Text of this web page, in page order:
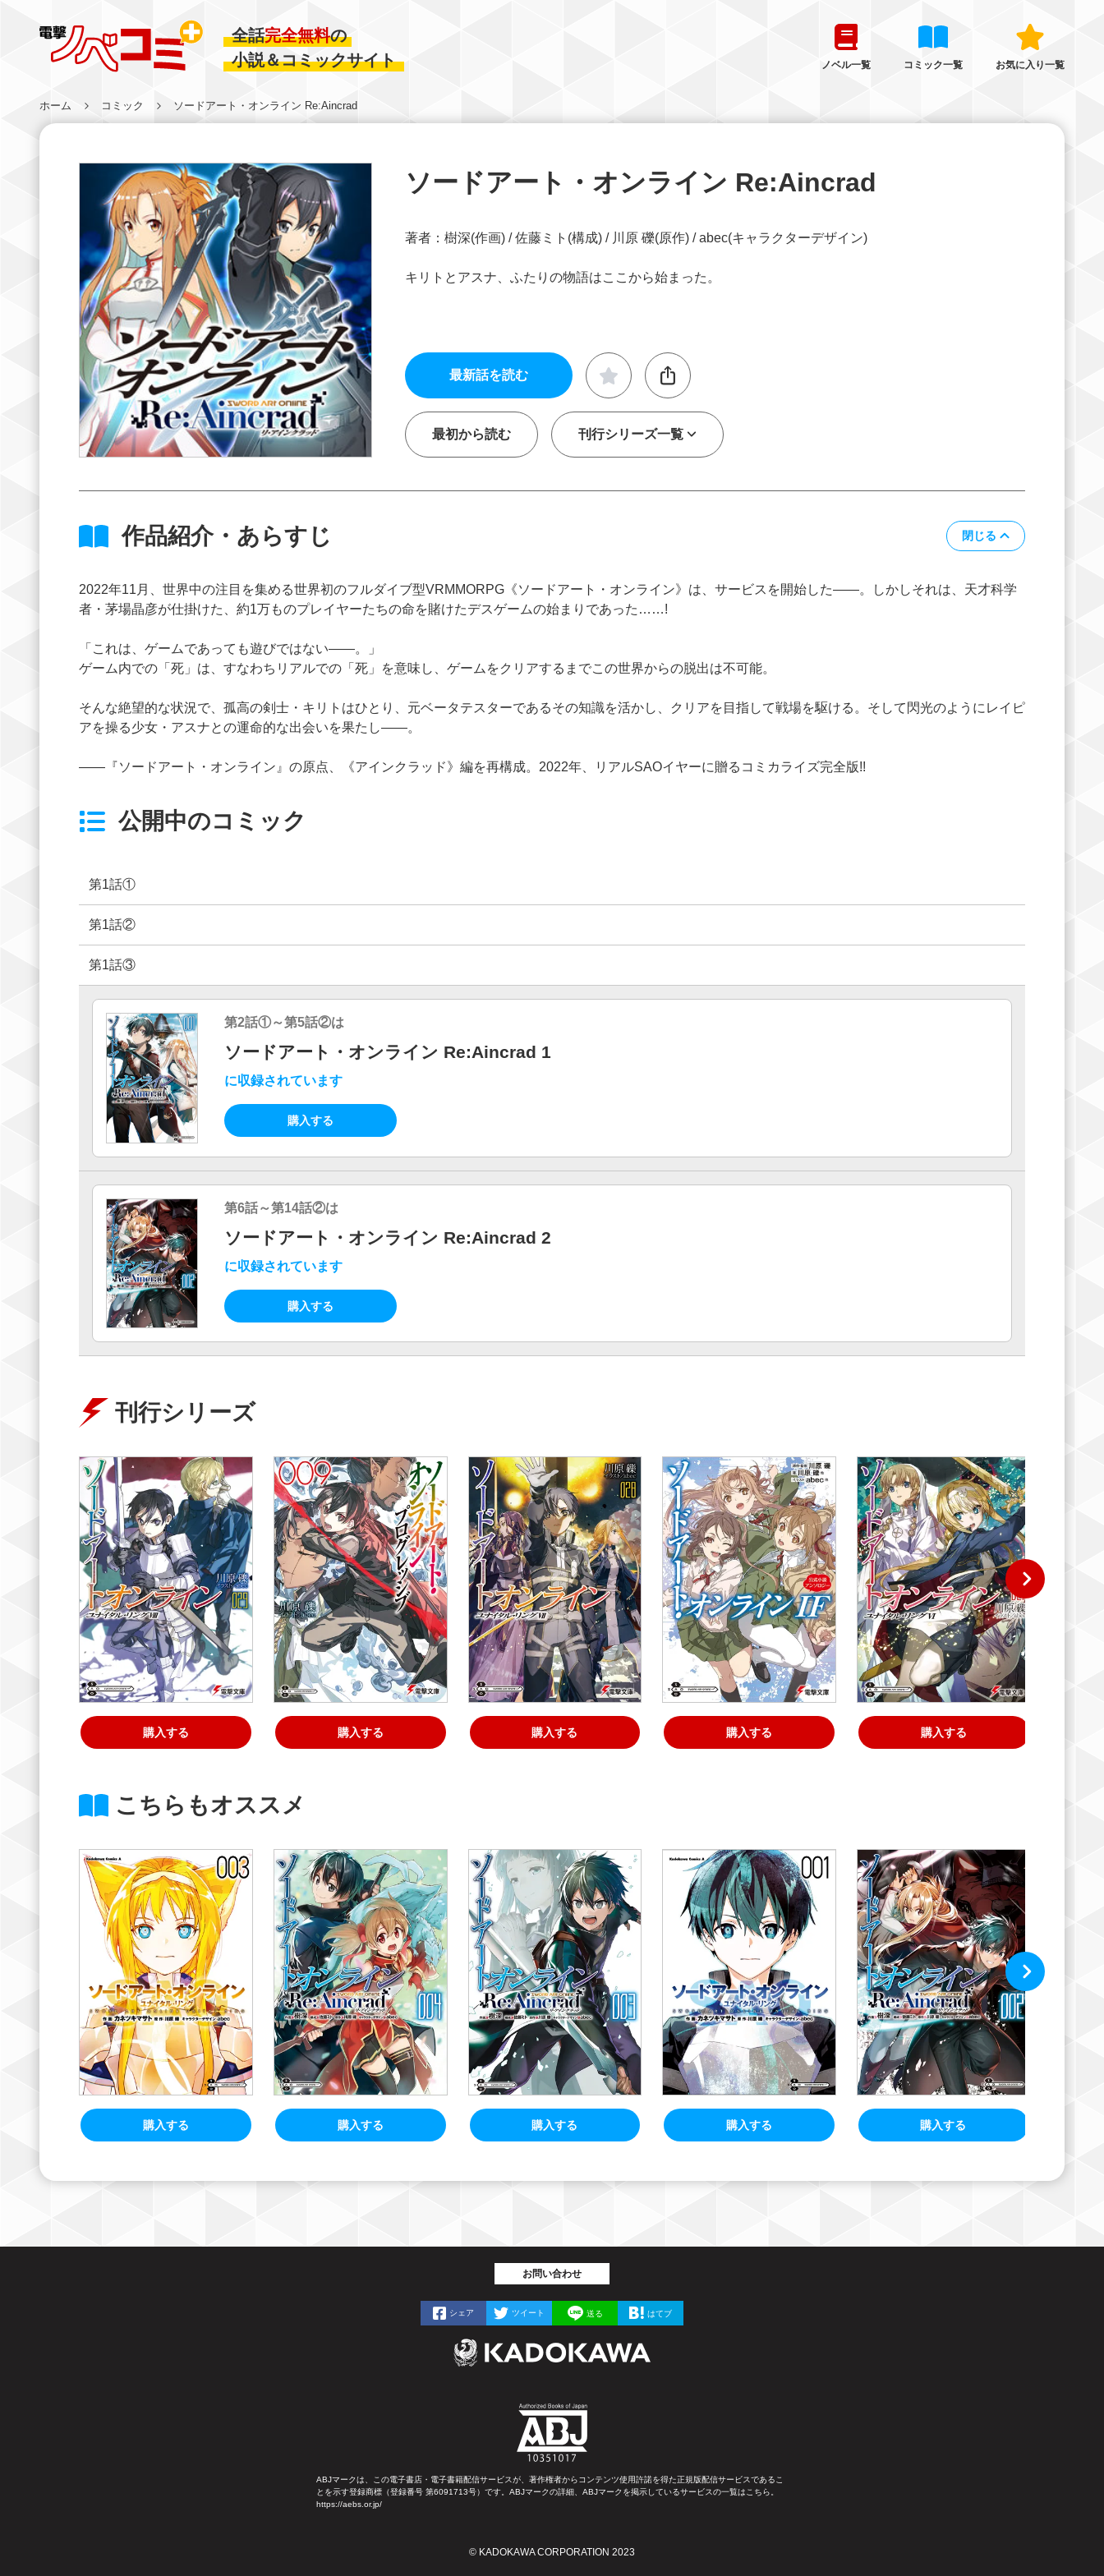
全話完全無料の
小説＆コミックサイト
ノベル一覧 コミック一覧 お気に入り一覧
ホーム コミック ソードアート・オンライン Re:Aincrad
ソードアート・オンライン Re:Aincrad
著者：樹深(作画) / 佐藤ミト(構成) / 川原 礫(原作) / abec(キャラクターデザイン)
キリトとアスナ、ふたりの物語はここから始まった。
最新話を読む
最初から読む 刊行シリーズ一覧
作品紹介・あらすじ 閉じる
2022年11月、世界中の注目を集める世界初のフルダイブ型VRMMORPG《ソードアート・オンライン》は、サービスを開始した――。しかしそれは、天才科学
者・茅場晶彦が仕掛けた、約1万ものプレイヤーたちの命を賭けたデスゲームの始まりであった……!
「これは、ゲームであっても遊びではない――。」
ゲーム内での「死」は、すなわちリアルでの「死」を意味し、ゲームをクリアするまでこの世界からの脱出は不可能。
そんな絶望的な状況で、孤高の剣士・キリトはひとり、元ベータテスターであるその知識を活かし、クリアを目指して戦場を駆ける。そして閃光のようにレイピ
アを操る少女・アスナとの運命的な出会いを果たし――。
――『ソードアート・オンライン』の原点、《アインクラッド》編を再構成。2022年、リアルSAOイヤーに贈るコミカライズ完全版!!
公開中のコミック
第1話①
第1話②
第1話③
第2話①～第5話②は
ソードアート・オンライン Re:Aincrad 1
に収録されています
購入する
第6話～第14話②は
ソードアート・オンライン Re:Aincrad 2
に収録されています
購入する
刊行シリーズ
購入する 購入する 購入する 購入する 購入する
こちらもオススメ
購入する 購入する 購入する 購入する 購入する
お問い合わせ
シェア ツイート 送る はてブ
ABJマークは、この電子書店・電子書籍配信サービスが、著作権者からコンテンツ使用許諾を得た正規版配信サービスであるこ
とを示す登録商標（登録番号 第6091713号）です。ABJマークの詳細、ABJマークを掲示しているサービスの一覧はこちら。
https://aebs.or.jp/
© KADOKAWA CORPORATION 2023